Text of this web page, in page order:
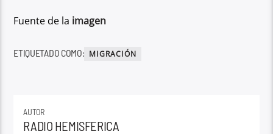
Fuente de la imagen
ETIQUETADO COMO: MIGRACIÓN
AUTOR
RADIO HEMISFERICA